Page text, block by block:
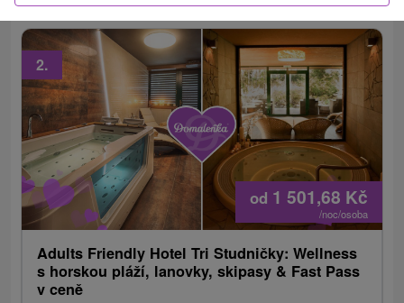
od 1 501,68 Kč
/noc/osoba
2.
Adults Friendly Hotel Tri Studničky: Wellness
s horskou pláží, lanovky, skipasy & Fast Pass
v ceně